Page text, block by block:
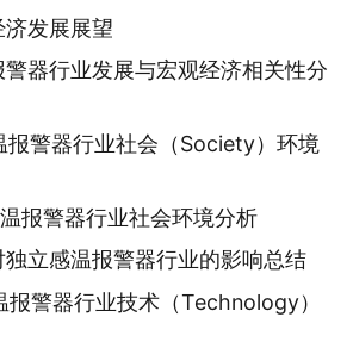
发展展望
器行业发展与宏观经济相关性分
报警器行业社会（Society）环境
报警器行业社会环境分析
立感温报警器行业的影响总结
警器行业技术（Technology）